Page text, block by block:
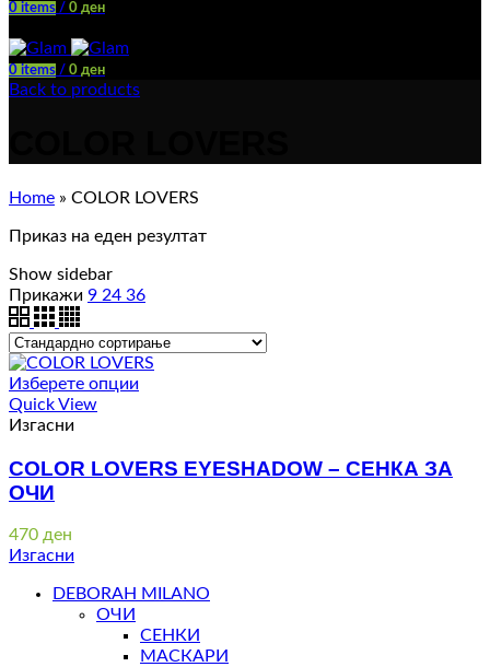
0 items / 0 ден
0 items / 0 ден
Back to products
Home » COLOR LOVERS
Приказ на еден резултат
Show sidebar
Прикажи 9 24 36
Изберете опции
Quick View
Изгасни
COLOR LOVERS EYESHADOW – СЕНКА ЗА
ОЧИ
470 ден
Изгасни
DEBORAH MILANO
ОЧИ
СЕНКИ
МАСКАРИ